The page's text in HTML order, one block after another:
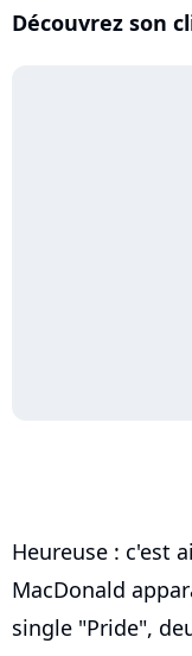
Découvrez son
Heureuse : c'est
MacDonald
single "Pride",